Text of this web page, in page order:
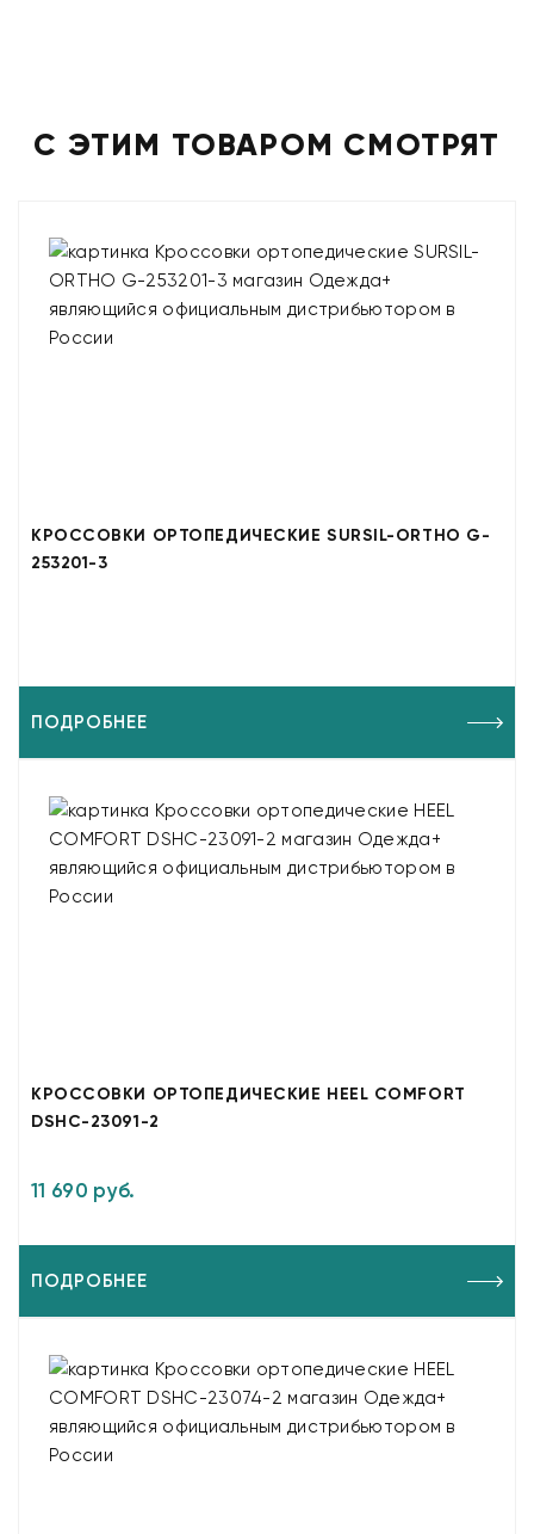
С ЭТИМ ТОВАРОМ СМОТРЯТ
КРОССОВКИ ОРТОПЕДИЧЕСКИЕ SURSIL-ORTHO G-
253201-3
ПОДРОБНЕЕ
КРОССОВКИ ОРТОПЕДИЧЕСКИЕ HEEL COMFORT
DSHC-23091-2
11 690 руб.
ПОДРОБНЕЕ